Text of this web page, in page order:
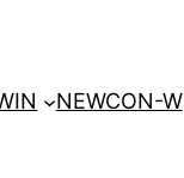
NEWCON-W